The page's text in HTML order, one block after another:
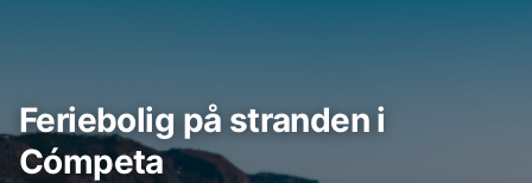
Feriebolig på stranden i
Cómpeta